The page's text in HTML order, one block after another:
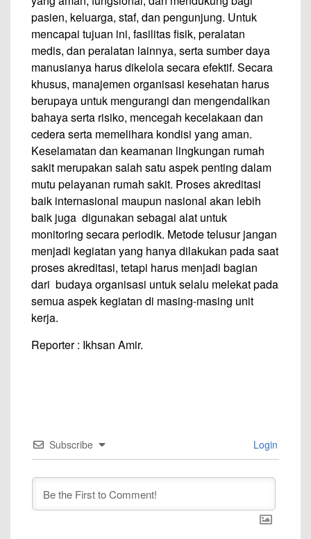
pasien, keluarga, staf, dan pengunjung. Untuk
mencapai tujuan ini, fasilitas fisik, peralatan
medis, dan peralatan lainnya, serta sumber daya
manusianya harus dikelola secara efektif. Secara
khusus, manajemen organisasi kesehatan harus
berupaya untuk mengurangi dan mengendalikan
bahaya serta risiko, mencegah kecelakaan dan
cedera serta memelihara kondisi yang aman.
Keselamatan dan keamanan lingkungan rumah
sakit merupakan salah satu aspek penting dalam
mutu pelayanan rumah sakit. Proses akreditasi
baik internasional maupun nasional akan lebih
baik juga digunakan sebagai alat untuk
monitoring secara periodik. Metode telusur jangan
menjadi kegiatan yang hanya dilakukan pada saat
proses akreditasi, tetapi harus menjadi bagian
dari budaya organisasi untuk selalu melekat pada
semua aspek kegiatan di masing-masing unit
kerja.
Reporter : Ikhsan Amir.
Subscribe Login